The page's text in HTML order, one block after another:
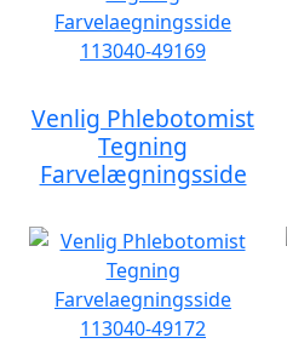
Venlig Phlebotomist
Tegning
Farvelægningsside